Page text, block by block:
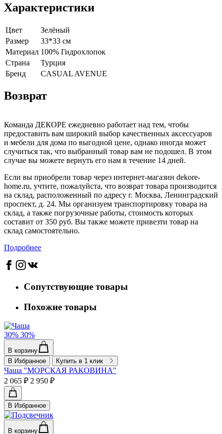
Характеристики
Цвет
Зелёный
Размер
33*33 см
Материал 100% Гидрохлопок
Страна
Турция
Бренд
CASUAL AVENUE
Возврат
Команда ДЕКОРЕ ежедневно работает над тем, чтобы
предоставить вам широкий выбор качественных аксессуаров
и мебели для дома по выгодной цене, однако иногда может
случиться так, что выбранный товар вам не подошел. В этом
случае вы можете вернуть его нам в течение 14 дней.
Если вы приобрели товар через интернет-магазин dekore-
home.ru, учтите, пожалуйста, что возврат товара производится
на склад, расположенный по адресу г. Москва, Ленинградский
проспект, д. 24. Мы организуем транспортировку товара на
склад, а также погрузочные работы, стоимость которых
составит от 350 руб. Вы также можете привезти товар на
склад самостоятельно.
Подробнее
Сопутствующие товары
Похожие товары
30% 30%
В корзину
В Избранное
Купить в 1 клик
Чаша "МОРСКАЯ РАКОВИНА"
2 065 ₽ 2 950 ₽
В Избранное
В корзину